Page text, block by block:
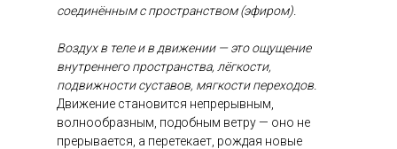
соединённым с пространством (эфиром).
Воздух в теле и в движении — это ощущение
внутреннего пространства, лёгкости,
подвижности суставов, мягкости переходов.
Движение становится непрерывным,
волнообразным, подобным ветру — оно не
прерывается, а перетекает, рождая новые